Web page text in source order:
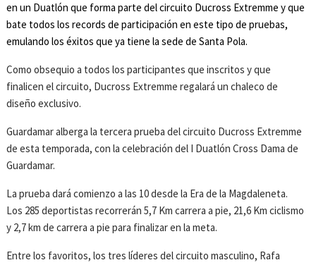
en un Duatlón que forma parte del circuito Ducross Extremme y que
bate todos los records de participación en este tipo de pruebas,
emulando los éxitos que ya tiene la sede de Santa Pola.
Como obsequio a todos los participantes que inscritos y que
finalicen el circuito, Ducross Extremme regalará un chaleco de
diseño exclusivo.
Guardamar alberga la tercera prueba del circuito Ducross Extremme
de esta temporada, con la celebración del I Duatlón Cross Dama de
Guardamar.
La prueba dará comienzo a las 10 desde la Era de la Magdaleneta.
Los 285 deportistas recorrerán 5,7 Km carrera a pie, 21,6 Km ciclismo
y 2,7 km de carrera a pie para finalizar en la meta.
Entre los favoritos, los tres líderes del circuito masculino, Rafa